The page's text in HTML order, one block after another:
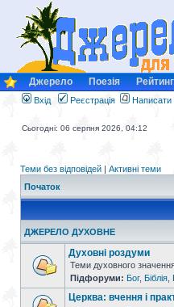
Джерело Поезія Рейтинг
Вхід Реєстрація Написати
Сьогодні: 06 серпня 2026, 04:12
Теми без відповідей | Активні теми
Початок
ДЖЕРЕЛО ДУХОВНЕ
Духовні роздуми
Теми духовного
Підфоруми: Бог, Біблія
Церква: вчення і